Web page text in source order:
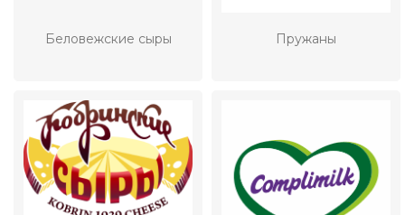
Беловежские сыры Пружаны